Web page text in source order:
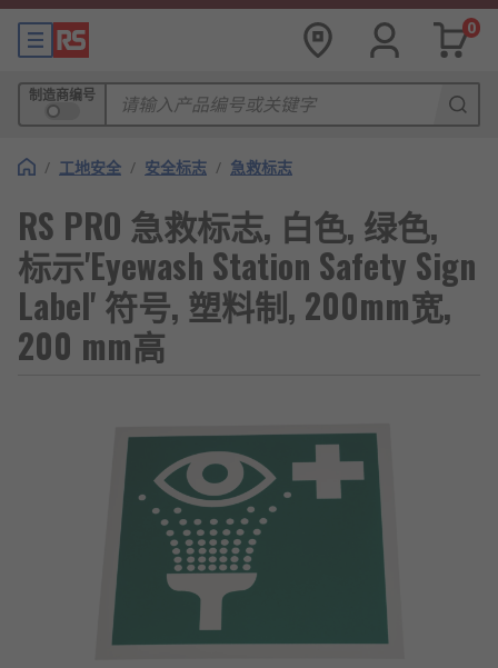
0
制造商编号
/ 工地安全 / 安全标志 / 急救标志
RS PRO 急救标志, 白色, 绿色,
标示'Eyewash Station Safety Sign
Label' 符号, 塑料制, 200mm宽,
200 mm高